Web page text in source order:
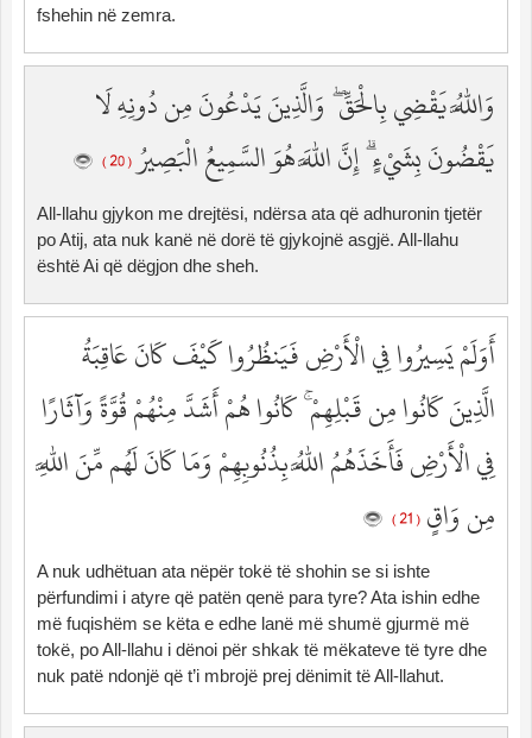
fshehin në zemra.
وَاللَّهُ يَقْضِي بِالْحَقِّ ۖ وَالَّذِينَ يَدْعُونَ مِن دُونِهِ لَا
يَقْضُونَ بِشَيْءٍ ۗ إِنَّ اللَّهَ هُوَ السَّمِيعُ الْبَصِيرُ( 20 )
All-llahu gjykon me drejtësi, ndërsa ata që adhuronin tjetër
po Atij, ata nuk kanë në dorë të gjykojnë asgjë. All-llahu
është Ai që dëgjon dhe sheh.
أَوَلَمْ يَسِيرُوا فِي الْأَرْضِ فَيَنظُرُوا كَيْفَ كَانَ عَاقِبَةُ
الَّذِينَ كَانُوا مِن قَبْلِهِمْ ۚ كَانُوا هُمْ أَشَدَّ مِنْهُمْ قُوَّةً وَآثَارًا
فِي الْأَرْضِ فَأَخَذَهُمُ اللَّهُ بِذُنُوبِهِمْ وَمَا كَانَ لَهُم مِّنَ اللَّهِ
مِن وَاقٍ ( 21 )
A nuk udhëtuan ata nëpër tokë të shohin se si ishte
përfundimi i atyre që patën qenë para tyre? Ata ishin edhe
më fuqishëm se këta e edhe lanë më shumë gjurmë më
tokë, po All-llahu i dënoi për shkak të mëkateve të tyre dhe
nuk patë ndonjë që t’i mbrojë prej dënimit të All-llahut.